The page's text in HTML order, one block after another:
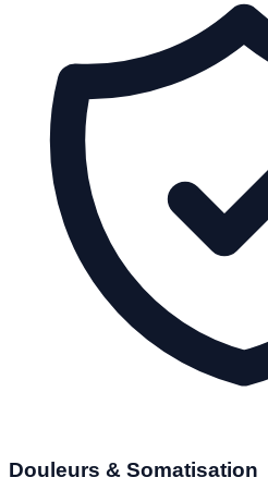
Douleurs & Somatisation